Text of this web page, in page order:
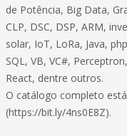
de Potência, Big Data,
CLP, DSC, DSP, ARM,
solar, IoT, LoRa, Java,
SQL, VB, VC#,
React, dentre outros.
O catálogo completo
(https://bit.ly/4ns0E8Z).